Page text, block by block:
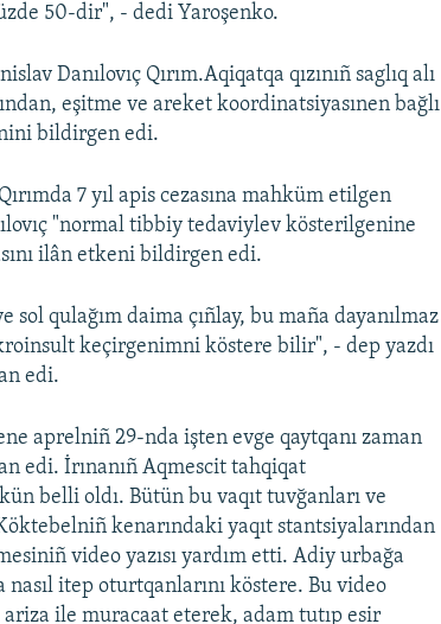
50-dir", - dedi Yaroşenko.
Danılovıç Qırım.Aqiqatqa qızınıñ saglıq alı
eşitme ve areket koordinatsiyasınen bağlı
bildirgen edi.
7 yıl apis cezasına mahküm etilgen
"normal tibbiy tedaviylev kösterilgenine
ilân etkeni bildirgen edi.
sol qulağım daima çıñlay, bu maña dayanılmaz
keçirgenimni köstere bilir", - dep yazdı
edi.
aprelniñ 29-nda işten evge qaytqanı zaman
edi. İrınanıñ Aqmescit tahqiqat
belli oldı. Bütün bu vaqıt tuvğanları ve
kenarındaki yaqıt stantsiyalarından
video yazısı yardım etti. Adiy urbağa
itep oturtqanlarını köstere. Bu video
ariza ile muracaat eterek, adam tutıp esir